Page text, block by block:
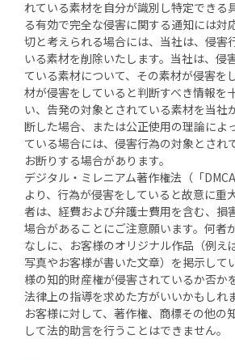
れている素材を自分が識別し特定できる
る有効で完全な侵害に関する通知には対
切と考えられる場合には、当社は、侵害
いる素材を削除いたします。当社は、侵
ている素材について、その素材が侵害を
材が侵害をしていると判断すべき情報を
い、告発の対象とされている素材を当社
断した場合、または公正使用の理論によ
ている場合には、侵害行為の対象とされ
お断りする場合があります。
デジタル・ミレニアム著作権法（「
より、行為が侵害をしていると故意に重
者は、経費および弁護士費用を含む、損
場合があることにご注意願います。何者
なしに、お客様のオリジナル作品（例え
写真やお客様が書いた文章）を掲示して
様の知的財産権が侵害されているか否か
法律上の指導を求めた方がいいかもしれ
お客様に対して、著作権、商標その他の
して法的助言を行うことはできません。